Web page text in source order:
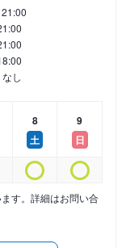
なし
8
土
9
日
す。詳細はお問い合